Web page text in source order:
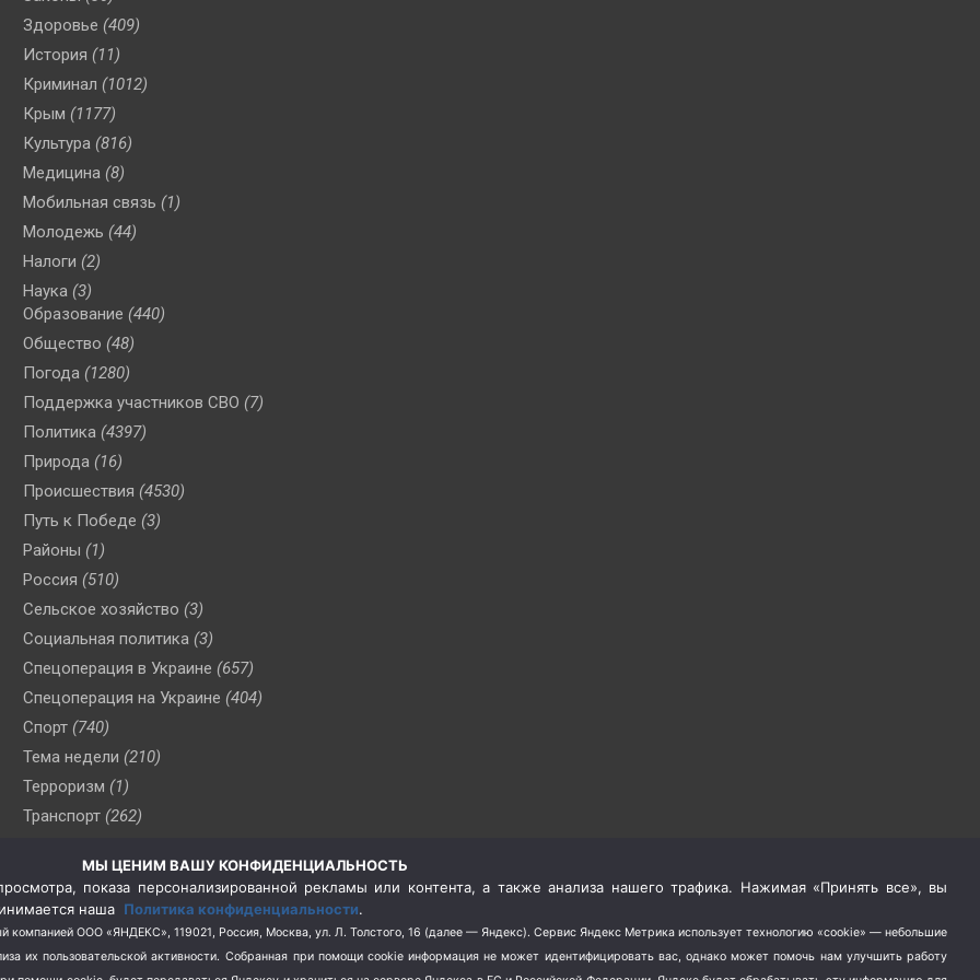
Здоровье (409)
История (11)
Криминал (1012)
Крым (1177)
Культура (816)
Медицина (8)
Мобильная связь (1)
Молодежь (44)
Налоги (2)
Наука (3)
Образование (440)
Общество (48)
Погода (1280)
Поддержка участников СВО (7)
Политика (4397)
Природа (16)
Происшествия (4530)
Путь к Победе (3)
Районы (1)
Россия (510)
Сельское хозяйство (3)
Социальная политика (3)
Спецоперация в Украине (657)
Спецоперация на Украине (404)
Спорт (740)
Тема недели (210)
Терроризм (1)
Транспорт (262)
(76)
Цены (2)
Школа и спорт (2)
Экология (8)
МЫ ЦЕНИМ ВАШУ КОНФИДЕНЦИАЛЬНОСТЬ
показа персонализированной рекламы или контента, а также анализа нашего трафика. Нажимая «Принять все», вы
наша Политика конфиденциальности.
компанией ООО «ЯНДЕКС», 119021, Россия, Москва, ул. Л. Толстого, 16 (далее — Яндекс). Сервис Яндекс Метрика использует технологию «cookie» — небольшие
их пользовательской активности. Собранная при помощи cookie информация не может идентифицировать вас, однако может помочь нам улучшить работу